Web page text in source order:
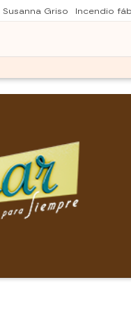
Griso Incendio